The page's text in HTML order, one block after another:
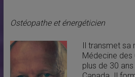
Ostéopathe eténergéticien
Il transmet sa
Médecine des
plus de 30